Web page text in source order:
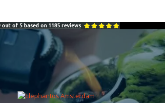
out of 5 based on 1185 reviews